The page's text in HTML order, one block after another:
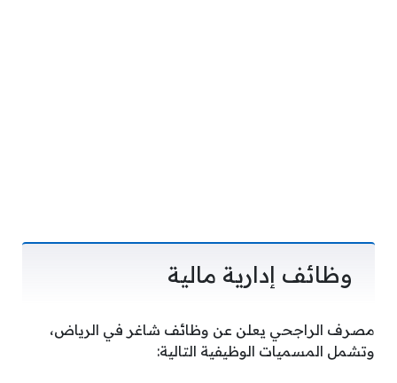
وظائف إدارية مالية
مصرف الراجحي يعلن عن وظائف شاغر في الرياض،
وتشمل المسميات الوظيفية التالية: